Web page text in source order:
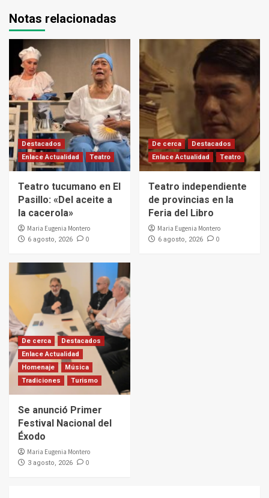
Notas relacionadas
Destacados
Enlace Actualidad
Teatro
Teatro tucumano en El
Pasillo: «Del aceite a
la cacerola»
Maria Eugenia Montero
6 agosto, 2026 0
De cerca
Destacados
Enlace Actualidad
Teatro
Teatro independiente
de provincias en la
Feria del Libro
Maria Eugenia Montero
6 agosto, 2026 0
De cerca
Destacados
Enlace Actualidad
Homenaje
Música
Tradiciones
Turismo
Se anunció Primer
Festival Nacional del
Éxodo
Maria Eugenia Montero
3 agosto, 2026 0